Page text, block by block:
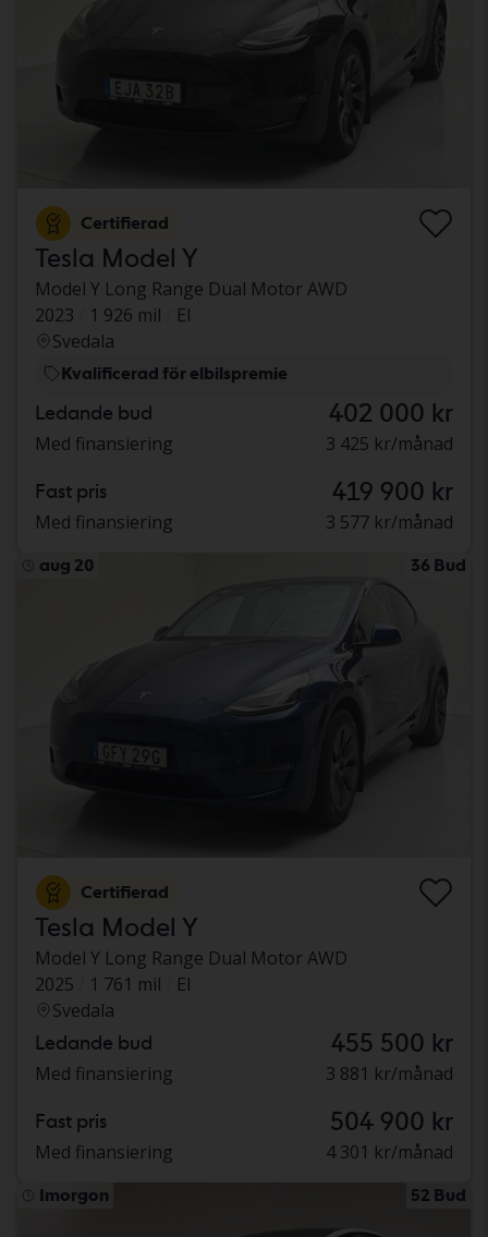
Certifierad
Tesla Model Y
Model Y Long Range Dual Motor AWD
2023
1 926 mil
El
Svedala
Kvalificerad för elbilspremie
Ledande bud 402 000 kr
Med finansiering 3 425 kr/månad
Fast pris 419 900 kr
Med finansiering 3 577 kr/månad
aug 20 36 Bud
Certifierad
Tesla Model Y
Model Y Long Range Dual Motor AWD
2025
1 761 mil
El
Svedala
Ledande bud 455 500 kr
Med finansiering 3 881 kr/månad
Fast pris 504 900 kr
Med finansiering 4 301 kr/månad
Imorgon 52 Bud